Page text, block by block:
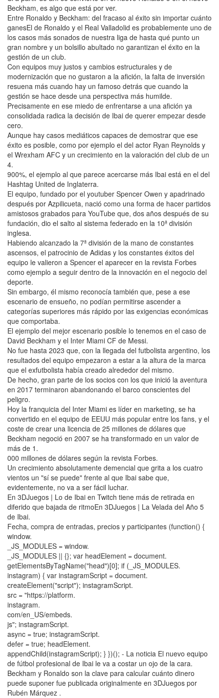
Beckham, es algo que está por ver.
Entre Ronaldo y Beckham: del fracaso al éxito sin importar cuánto
ganesEl de Ronaldo y el Real Valladolid es probablemente uno de
los casos más sonados de nuestra liga de hasta qué punto un
gran nombre y un bolsillo abultado no garantizan el éxito en la
gestión de un club.
Con equipos muy justos y cambios estructurales y de
modernización que no gustaron a la afición, la falta de inversión
resuena más cuando hay un famoso detrás que cuando la
gestión se hace desde una perspectiva más humilde.
Precisamente en ese miedo de enfrentarse a una afición ya
consolidada radica la decisión de Ibai de querer empezar desde
cero.
Aunque hay casos mediáticos capaces de demostrar que ese
éxito es posible, como por ejemplo el del actor Ryan Reynolds y
el Wrexham AFC y un crecimiento en la valoración del club de un
4.
900%, el ejemplo al que parece acercarse más Ibai está en el del
Hashtag United de Inglaterra.
El equipo, fundado por el youtuber Spencer Owen y apadrinado
después por Azpilicueta, nació como una forma de hacer partidos
amistosos grabados para YouTube que, dos años después de su
fundación, dio el salto al sistema federado en la 10ª división
inglesa.
Habiendo alcanzado la 7ª división de la mano de constantes
ascensos, el patrocinio de Adidas y los constantes éxitos del
equipo le valieron a Spencer el aparecer en la revista Forbes
como ejemplo a seguir dentro de la innovación en el negocio del
deporte.
Sin embargo, él mismo reconocía también que, pese a ese
escenario de ensueño, no podían permitirse ascender a
categorías superiores más rápido por las exigencias económicas
que comportaba.
El ejemplo del mejor escenario posible lo tenemos en el caso de
David Beckham y el Inter Miami CF de Messi.
No fue hasta 2023 que, con la llegada del futbolista argentino, los
resultados del equipo empezaron a estar a la altura de la marca
que el exfutbolista había creado alrededor del mismo.
De hecho, gran parte de los socios con los que inició la aventura
en 2017 terminaron abandonando el barco conscientes del
peligro.
Hoy la franquicia del Inter Miami es líder en marketing, se ha
convertido en el equipo de EEUU más popular entre los fans, y el
coste de crear una licencia de 25 millones de dólares que
Beckham negoció en 2007 se ha transformado en un valor de
más de 1.
000 millones de dólares según la revista Forbes.
Un crecimiento absolutamente demencial que grita a los cuatro
vientos un "sí se puede" frente al que Ibai sabe que,
evidentemente, no va a ser fácil luchar.
En 3DJuegos | Lo de Ibai en Twitch tiene más de retirada en
diferido que bajada de ritmoEn 3DJuegos | La Velada del Año 5
de Ibai.
Fecha, compra de entradas, precios y participantes (function() {
window.
_JS_MODULES = window.
_JS_MODULES || {}; var headElement = document.
getElementsByTagName("head")[0]; if (_JS_MODULES.
instagram) { var instagramScript = document.
createElement("script"); instagramScript.
src = "https://platform.
instagram.
com/en_US/embeds.
js"; instagramScript.
async = true; instagramScript.
defer = true; headElement.
appendChild(instagramScript); } })(); - La noticia El nuevo equipo
de fútbol profesional de Ibai le va a costar un ojo de la cara.
Beckham y Ronaldo son la clave para calcular cuánto dinero
puede suponer fue publicada originalmente en 3DJuegos por
Rubén Márquez .